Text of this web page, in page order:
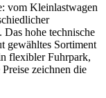
vom Kleinlastwagen
hohe technische
gewähltes Sortiment
flexibler Fuhrpark,
zeichnen die